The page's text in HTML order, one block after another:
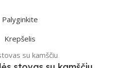
Palyginkite
Krepšelis